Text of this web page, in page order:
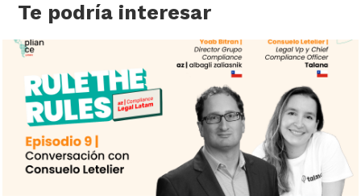
Te podría interesar